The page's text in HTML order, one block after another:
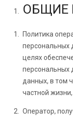
ОБЩИЕ
Политика
персональных
целях
персональных
данных, в том
частной
Оператор,